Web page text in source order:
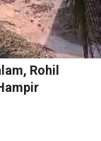
Rohil